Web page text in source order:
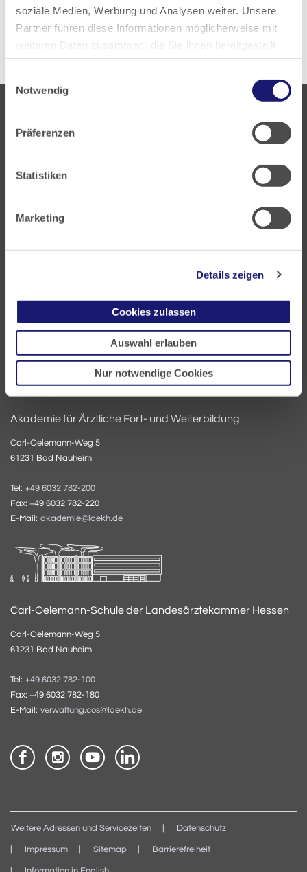
soziale Medien, Werbung und Analysen weiter. Unsere
Partner führen diese Informationen möglicherweise mit
haben oder die sie im Rahmen Ihrer Nutzung der Dienste
Notwendig
Präferenzen
Statistiken
Marketing
Details zeigen
Cookies zulassen
Auswahl erlauben
Nur notwendige Cookies
Alle Ausgaben anzeigen
Landesärztekammer Hessen
60314 Frankfurt
Postfach 60 05 66
E-Mail:
Akademie für Ärztliche Fort- und Weiterbildung
Carl-Oelemann-Weg 5
61231 Bad Nauheim
Tel: +49 6032 782-200
Fax: +49 6032 782-220
E-Mail: akademie@laekh.de
Carl-Oelemann-Schule der Landesärztekammer Hessen
Carl-Oelemann-Weg 5
61231 Bad Nauheim
Tel: +49 6032 782-100
Fax: +49 6032 782-180
E-Mail: verwaltung.cos@laekh.de
Weitere Adressen und Servicezeiten Datenschutz
Impressum Sitemap Barrierefreiheit